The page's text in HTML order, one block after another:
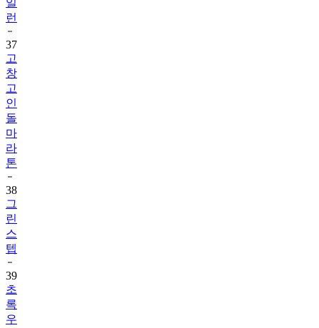
일
런
37
고
창
고
인
돌
마
라
톤
38
그
린
스
텝
39
초
록
우